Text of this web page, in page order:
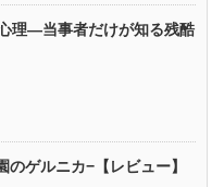
理―当事者だけが知る残酷
のゲルニカ−【レビュー】